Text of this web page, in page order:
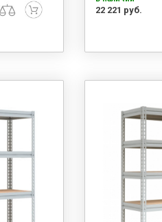
22 221 руб.